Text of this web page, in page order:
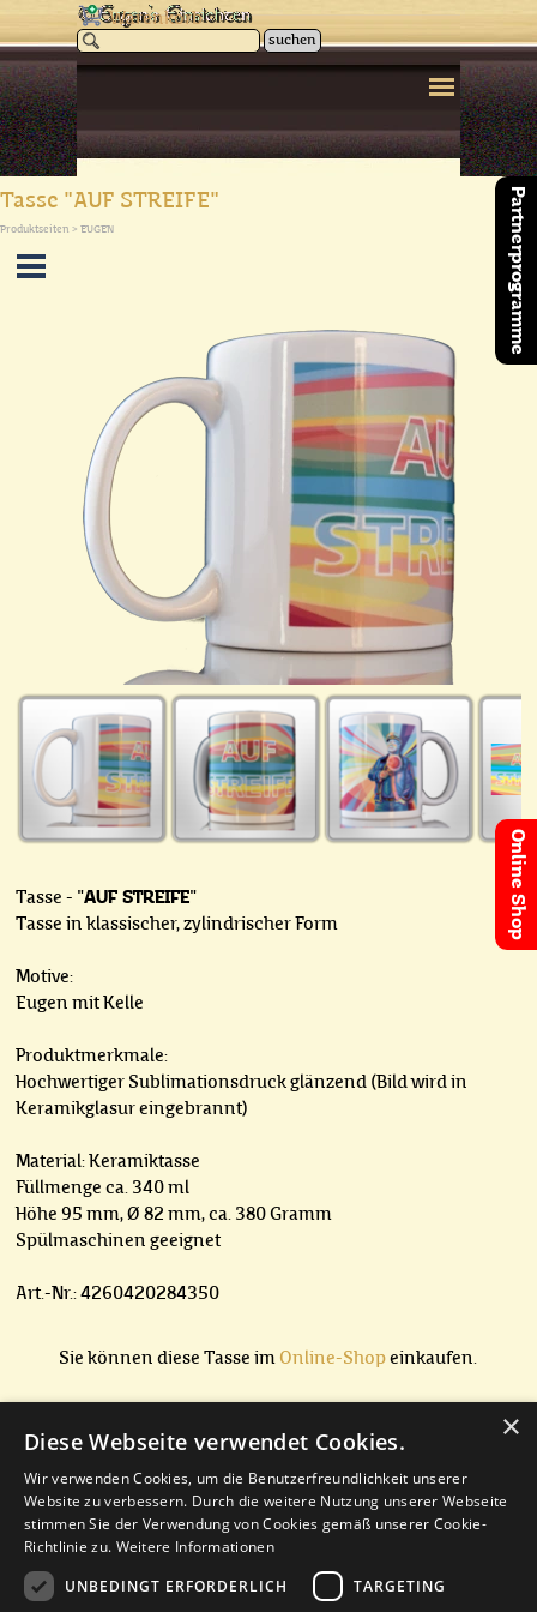
Direkt zum Seiteninhalt
suchen
Warenkorb
Menü überspringen
Partnerprogramme
Online Shop
Tasse "AUF STREIFE"
Produktseiten > EUGEN
Tasse - "AUF STREIFE"
Tasse in klassischer, zylindrischer Form
Motive:
Eugen mit Kelle
Produktmerkmale:
Hochwertiger Sublimationsdruck glänzend (Bild wird in
Keramikglasur eingebrannt)
Material: Keramiktasse
Füllmenge ca. 340 ml
Höhe 95 mm, Ø 82 mm, ca. 380 Gramm
Spülmaschinen geeignet
Art.-Nr.: 4260420284350
Sie können diese Tasse im Online-Shopeinkaufen.
Wenn Sie Fragen zu diesem Produkt haben, können Sie mir
gerne eine Nachricht senden.
Am besten verwenden Sie hierfür meinKontaktformular.
Menü überspringen
×
Diese Webseite verwendet Cookies.
Wir verwenden Cookies, um die Benutzerfreundlichkeit unserer
Website zu verbessern. Durch die weitere Nutzung unserer Webseite
stimmen Sie der Verwendung von Cookies gemäß unserer Cookie-
Richtlinie zu. Weitere Informationen
UNBEDINGT ERFORDERLICH
TARGETING